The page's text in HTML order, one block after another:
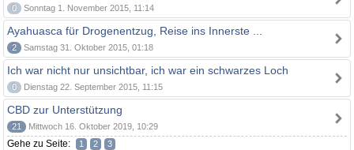
0 Sonntag 1. November 2015, 11:14
Ayahuasca für Drogenentzug, Reise ins Innerste ...
2 Samstag 31. Oktober 2015, 01:18
Ich war nicht nur unsichtbar, ich war ein schwarzes Loch
0 Dienstag 22. September 2015, 11:15
CBD zur Unterstützung
21 Mittwoch 16. Oktober 2019, 10:29
Gehe zu Seite: 1 2 3